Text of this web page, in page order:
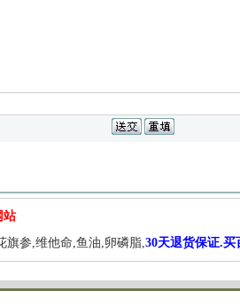
站
旗参,维他命,鱼油,卵磷脂,30天退货保证.买